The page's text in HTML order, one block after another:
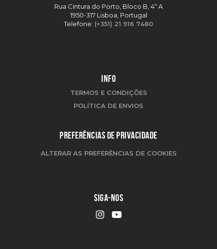
Rua Cintura do Porto, Bloco B, 4º A
1950-317 Lisboa, Portugal
Telefone: (+351) 21 916 7480
INFO
TERMOS E CONDIÇÕES
POLÍTICA DE ENVIOS
PREFERÊNCIAS DE PRIVACIDADE
ALTERAR AS PREFERÊNCIAS DE COOKIES
SIGA-NOS